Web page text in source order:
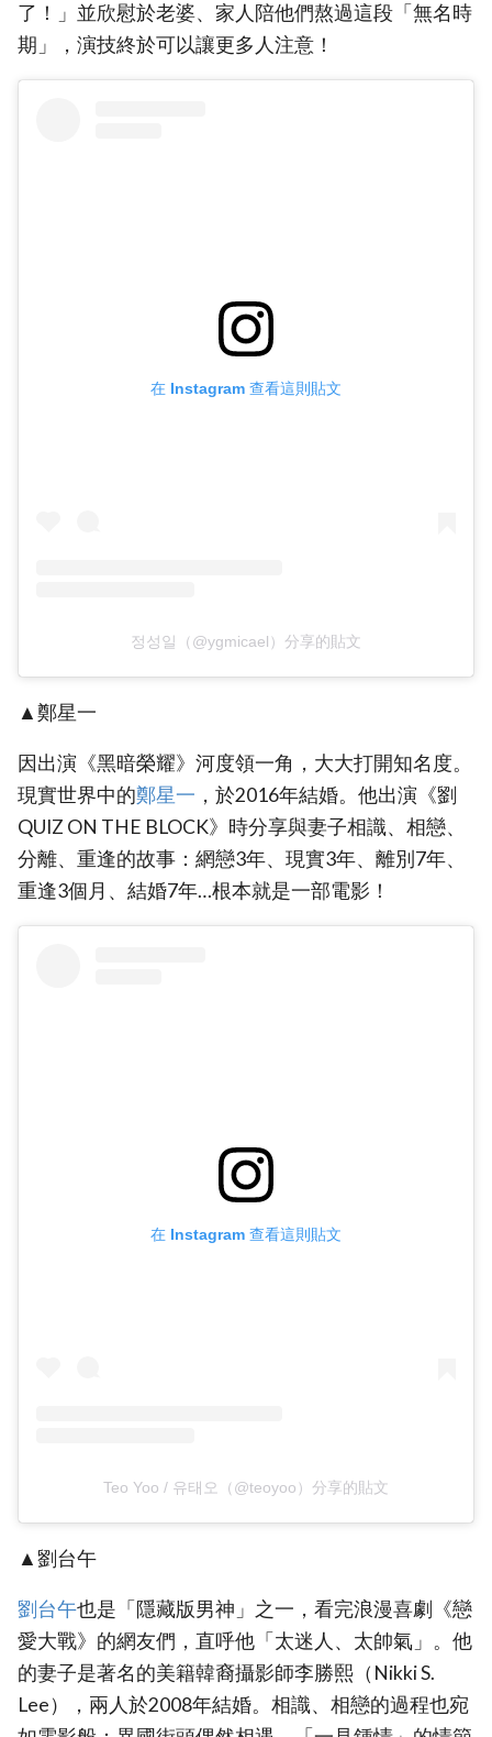
了！」並欣慰於老婆、家人陪他們熬過這段「無名時
期」，演技終於可以讓更多人注意！
在 Instagram 查看這則貼文
정성일（@ygmicael）分享的貼文
▲鄭星一
因出演‎《黑暗榮耀》‎河度領一角，大大打開知名度。
現實世界中的‎鄭星一‎ ，於2016年結婚。他出演《劉
QUIZ ON THE BLOCK》時分享與妻子相識、相戀、
分離、重逢的故事：網戀3年、現實3年、離別7年、
重逢3個月、結婚7年…根本就是一部電影！
在 Instagram 查看這則貼文
Teo Yoo / 유태오（@teoyoo）分享的貼文
▲劉台午
‎劉台午‎也是「隱藏版男神」之一，看完浪漫喜劇《戀
愛大戰》的網友們，直呼他「太迷人、太帥氣」。他
的妻子是著名的美籍韓裔攝影師李勝熙（Nikki S.
Lee），兩人於2008年結婚。相識、相戀的過程也宛